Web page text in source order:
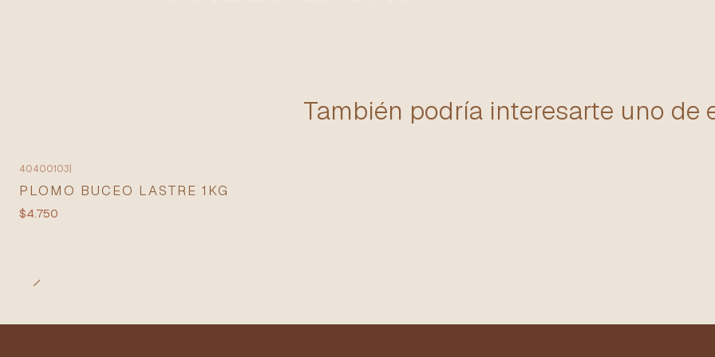
También podría interesarte uno de
40400103
PLOMO BUCEO LASTRE 1KG
$4.750